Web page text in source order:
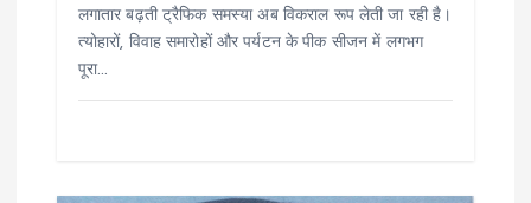
लगातार बढ़ती ट्रैफिक समस्या अब विकराल रूप लेती जा रही है।
त्योहारों, विवाह समारोहों और पर्यटन के पीक सीजन में लगभग
पूरा…